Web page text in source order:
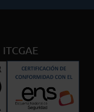
ITCGAE